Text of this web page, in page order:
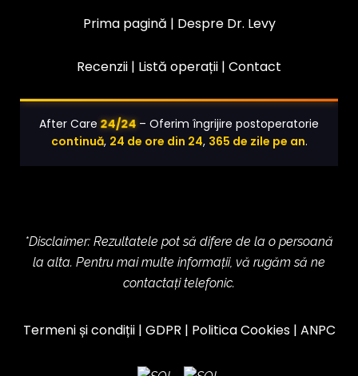
Prima pagină | Despre Dr. Levy
Recenzii | Listă operații | Contact
After Care 24/24 – Oferim îngrijire postoperatorie
continuă, 24 de ore din 24, 365 de zile pe an.
*Disclaimer: Rezultatele pot să difere de la o persoană
la alta. Pentru mai multe informații, vă rugăm să ne
contactați telefonic.
Termeni și condiții| GDPR | Politica Cookies| ANPC